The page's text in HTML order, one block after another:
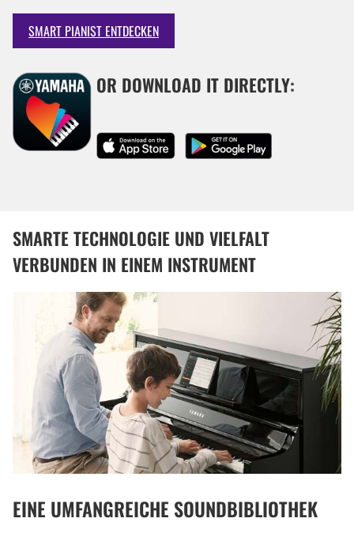
SMART PIANIST ENTDECKEN
OR DOWNLOAD IT DIRECTLY:
SMARTE TECHNOLOGIE UND VIELFALT
VERBUNDEN IN EINEM INSTRUMENT
EINE UMFANGREICHE SOUNDBIBLIOTHEK